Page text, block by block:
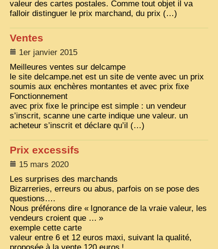
valeur des cartes postales. Comme tout objet il va
falloir distinguer le prix marchand, du prix (…)
Ventes
1er janvier 2015
Meilleures ventes sur delcampe
le site delcampe.net est un site de vente avec un prix
soumis aux enchères montantes et avec prix fixe
Fonctionnement
avec prix fixe le principe est simple : un vendeur
s’inscrit, scanne une carte indique une valeur. un
acheteur s’inscrit et déclare qu’il (…)
Prix excessifs
15 mars 2020
Les surprises des marchands
Bizarreries, erreurs ou abus, parfois on se pose des
questions….
Nous préférons dire « Ignorance de la vraie valeur, les
vendeurs croient que … »
exemple cette carte
valeur entre 6 et 12 euros maxi, suivant la qualité,